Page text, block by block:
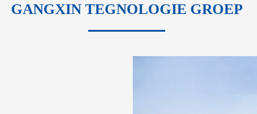
GANGXIN TEGNOLOGIE GROEP